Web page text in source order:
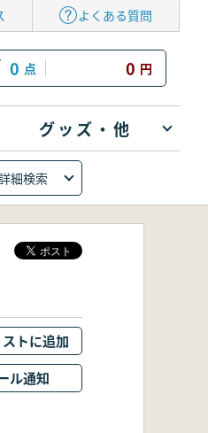
よくある質問
0 点 0 円
グッズ・他
細検索
トに追加
ル通知